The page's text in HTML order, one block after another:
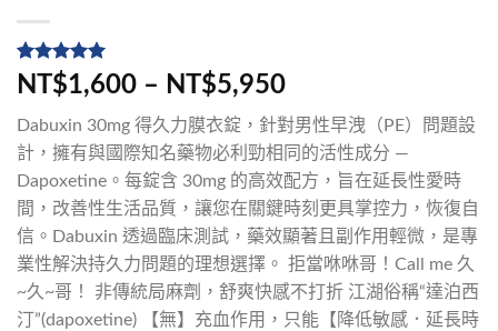
評分5/
5，已有
5
位
分
NT$1,600 – NT$5,950
Dabuxin 30mg 得久力膜衣錠，針對男性早洩（PE）問題設
計，擁有與國際知名藥物必利勁相同的活性成分 —
Dapoxetine。每錠含 30mg 的高效配方，旨在延長性愛時
間，改善性生活品質，讓您在關鍵時刻更具掌控力，恢復自
信。Dabuxin 透過臨床測試，藥效顯著且副作用輕微，是專
業性解決持久力問題的理想選擇。 拒當咻咻哥！Call me 久
~久~哥！ 非傳統局麻劑，舒爽快感不打折 江湖俗稱“達泊西
汀”(dapoxetine) 【無】充血作用，只能【降低敏感．延長時